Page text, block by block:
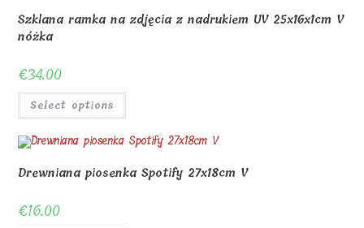
Szklana ramka na zdjęcia z nadrukiem UV 25x16x1cm V
nóżka
€34.00
Select options
Drewniana piosenka Spotify 27x18cm V
€16.00